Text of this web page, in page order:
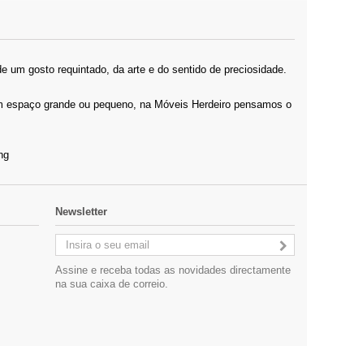
gosto requintado, da arte e do sentido de preciosidade.
grande ou pequeno, na Móveis Herdeiro pensamos o
Newsletter
Assine e receba todas as novidades directamente
na sua caixa de correio.